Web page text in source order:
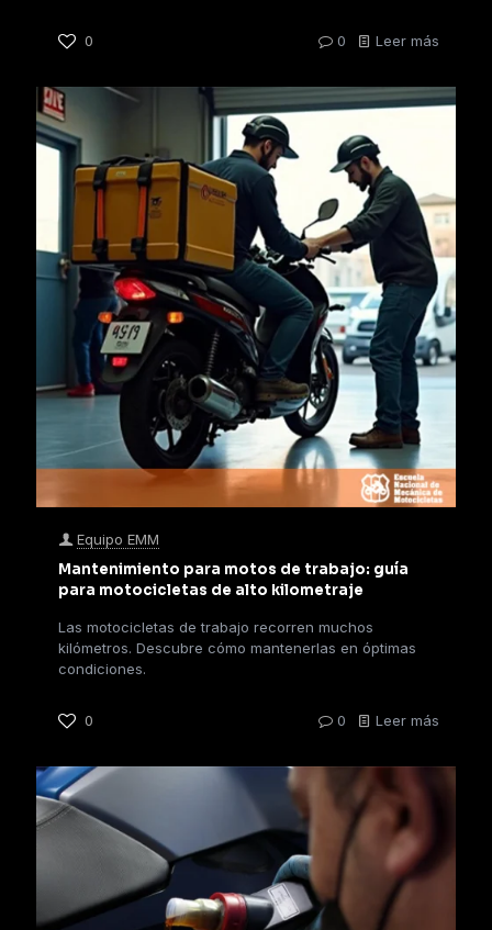
0 0 Leer más
Equipo EMM
Mantenimiento para motos de trabajo: guía
para motocicletas de alto kilometraje
Las motocicletas de trabajo recorren muchos
kilómetros. Descubre cómo mantenerlas en óptimas
condiciones.
0 0 Leer más